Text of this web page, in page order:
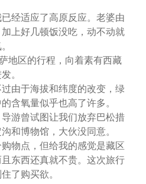
适应了高原反应。老婆由
上好几顿饭没吃，动不动就
区的行程，向着素有西藏
。
于海拔和纬度的改变，绿
含氧量似乎也高了许多。
曾试图让我们放弃巴松措
和博物馆，大伙没同意。
点，但给我的感觉是藏区
东西还真就不贵。这次旅行
了购买欲。